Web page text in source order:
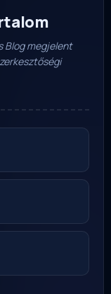
Blog megjelent